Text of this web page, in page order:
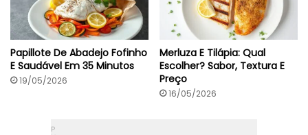
Papillote De Abadejo Fofinho
E Saudável Em 35 Minutos
19/05/2026
Merluza E Tilápia: Qual
Escolher? Sabor, Textura E
Preço
16/05/2026